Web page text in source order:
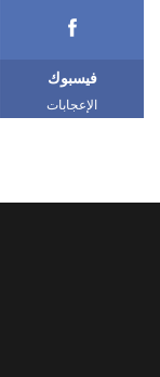
فيسبوك
الإعجابات